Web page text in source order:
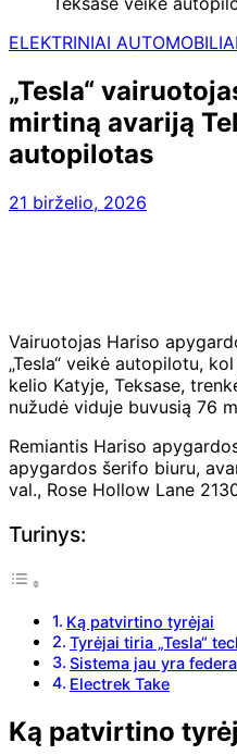
ELEKTRINIAI AUTOMOBILIAI
„Tesla“
mirtiną avariją
autopilotas
21 birželio, 2026
Vairuotojas Hariso
„Tesla“ veikė autopilotu,
kelio Katyje, Teksase,
nužudė viduje buvusią 76
Remiantis Hariso
apygardos šerifo biuru,
val., Rose Hollow Lane
Turinys:
Ką patvirtino tyrėjai
Tyrėjai tiria „Tesla“
Sistema jau yra
Electrek Take
Ką patvirtino